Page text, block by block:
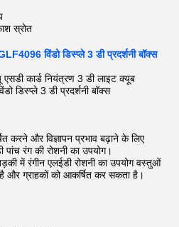
स्रोत
विंडो डिस्प्ले 3 डी प्रदर्शनी बॉक्स
कार्ड नियंत्रण 3 डी लाइट क्यूब
डिस्प्ले 3 डी प्रदर्शनी बॉक्स
करने और विज्ञापन प्रभाव बढ़ाने के लिए
पांच रंग की रोशनी का उपयोग।
में रंगीन एलईडी रोशनी का उपयोग वस्तुओं
और ग्राहकों को आकर्षित कर सकता है।